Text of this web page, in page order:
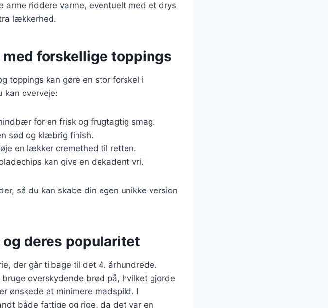
arme riddere varme, eventuelt med et drys
lækkerhed.
forskellige toppings
toppings kan gøre en stor forskel i
kan overveje:
for en frisk og frugtagtig smag.
sød og klæbrig finish.
en lækker cremethed til retten.
kan give en dekadent vri.
så du kan skabe din egen unikke version
deres popularitet
der går tilbage til det 4. århundrede.
overskydende brød på, hvilket gjorde
ønskede at minimere madspild. I
både fattige og rige, da det var en